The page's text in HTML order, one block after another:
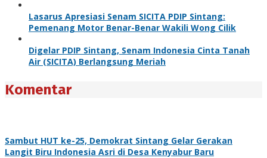
Lasarus Apresiasi Senam SICITA PDIP Sintang:
Pemenang Motor Benar-Benar Wakili Wong Cilik
Digelar PDIP Sintang, Senam Indonesia Cinta Tanah
Air (SICITA) Berlangsung Meriah
Komentar
Sambut HUT ke-25, Demokrat Sintang Gelar Gerakan
Langit Biru Indonesia Asri di Desa Kenyabur Baru